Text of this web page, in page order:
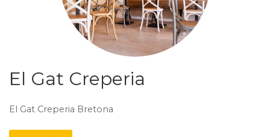
El Gat Creperia
El Gat Creperia Bretona